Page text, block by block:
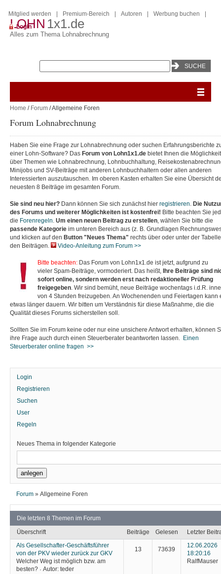
LOHN 1x1.de
Alles zum Thema Lohnabrechnung
Mitglied werden Premium-Bereich Autoren Werbung buchen
Login
Home / Forum / Allgemeine Foren
Forum Lohnabrechnung
Haben Sie eine Frage zur Lohnabrechnung oder suchen Erfahrungsberichte
einer Lohn-Software? Das Forum von Lohn1x1.de bietet Ihnen die
über Themen wie Lohnabrechnung, Lohnbuchhaltung,
Minijobs und SV-Beiträge mit anderen Lohnbuchhaltern oder allen anderen
Interessierten auszutauschen. Im oberen Kasten erhalten Sie eine Übersicht
neuesten 8 Beiträge im gesamten Forum.
Sie sind neu hier? Dann können Sie sich zunächst hier registrieren. Die
des Forums und weiterer Möglichkeiten ist kostenfrei! Bitte beachten Sie
die Forenregeln. Um einen neuen Beitrag zu erstellen, wählen Sie bitte die
passende Kategorie im unteren Bereich aus (z. B. Grundlagen
und klicken auf den Button "Neues Thema" rechts über oder unter der
den Beiträgen.
Video-Anleitung zum Forum >>
Bitte beachten: Das Forum von Lohn1x1.de ist jetzt, aufgrund zu
vieler Spam-Beiträge, vormoderiert. Das heißt, Ihre Beiträge sind
sofort online, sondern werden erst nach redaktioneller Prüfung
freigegeben. Wir sind bemüht, neue Beiträge wochentags i.d.R.
von 4 Stunden freizugeben. An Wochenenden und Feiertagen kann
etwas länger dauern. Wir bitten um Verständnis für diese Maßnahme, die die
Qualität dieses Forums sicherstellen soll.
Sollten Sie im Forum keine oder nur eine unsichere Antwort erhalten, können
ihre Frage auch durch einen Steuerberater beantworten lassen. Einen
Steuerberater online fragen >>
Login
Registrieren
Suchen
User
Regeln
Neues Thema in folgender Kategorie
Forum »Allgemeine Foren
Die letzten 8 Themen im Forum
Überschrift Beiträge Gelesen
Letzter
Als Gesellschafter-Geschäftsführer
von der PKV wieder zurück zur GKV
Welcher Weg ist möglich bzw. am
besten? · Autor: teder
13 73639
12.06.2026
18:20:16
RalfMauser